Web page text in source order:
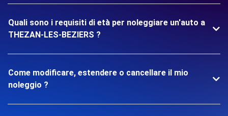
Quali sono i requisiti di età per noleggiare un'auto a
THEZAN-LES-BEZIERS ?
Come modificare, estendere o cancellare il mio
noleggio ?